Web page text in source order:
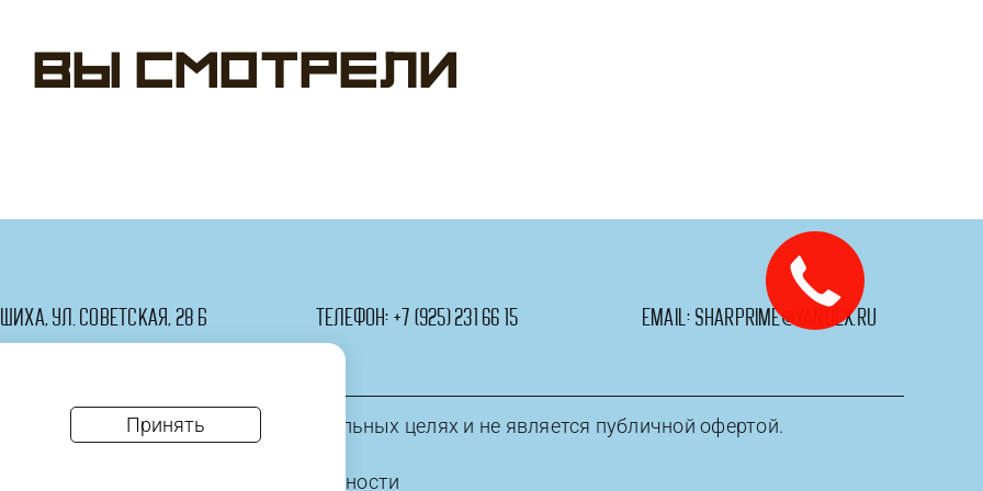
Хипстер,
С
шт
Вы смотрели
ул. Советская, 28 Б телефон: +7 (925) 231 66 15 email: sharprime@yandex.ru
приведена в ознакомительных целях и не является публичной офертой.
* политика конфиденциальности
Принять